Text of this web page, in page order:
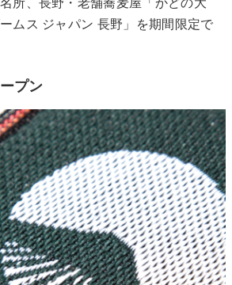
所、長野・老舗蕎麦屋「かどの大
ムス ジャパン 長野」を期間限定で
プン